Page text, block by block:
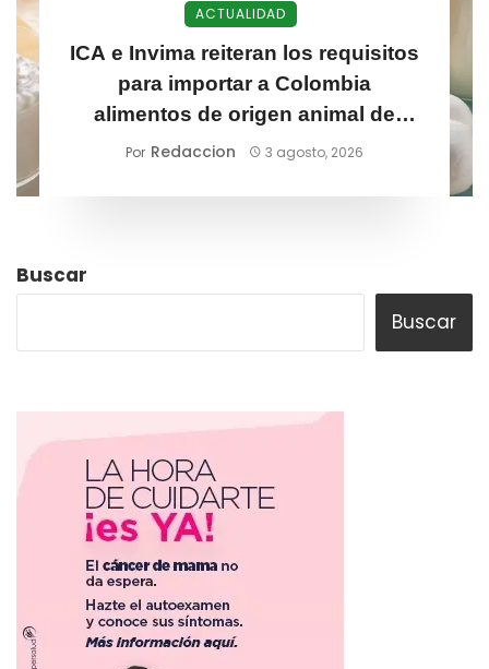
ACTUALIDAD
ICA e Invima reiteran los requisitos
para importar a Colombia
alimentos de origen animal de
mayor riesgo sanitario
Por Redaccion 3 agosto, 2026
Buscar
Buscar